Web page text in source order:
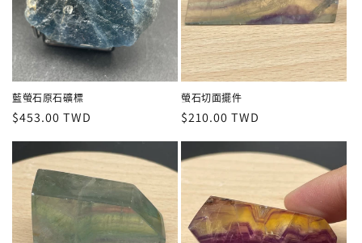
藍螢石原石礦標
定
價
$453.00 TWD
螢石切面擺件
定
價
$210.00 TWD